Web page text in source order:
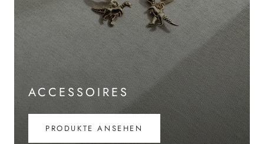
ACCESSOIRES
PRODUKTE ANSEHEN